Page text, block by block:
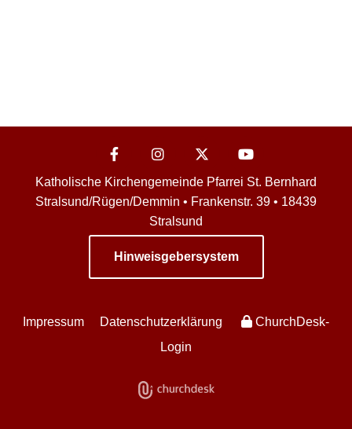
Katholische Kirchengemeinde Pfarrei St. Bernhard
Stralsund/Rügen/Demmin • Frankenstr. 39 • 18439
Stralsund
Hinweisgebersystem
Impressum Datenschutzerklärung
ChurchDesk-
Login